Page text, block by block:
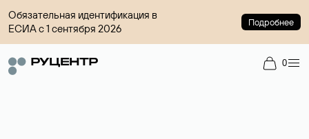
Обязательная идентификация в
ЕСИА с 1 сентября 2026
Подробнее
0